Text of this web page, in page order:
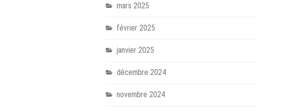
mars 2025
février 2025
janvier 2025
décembre 2024
novembre 2024